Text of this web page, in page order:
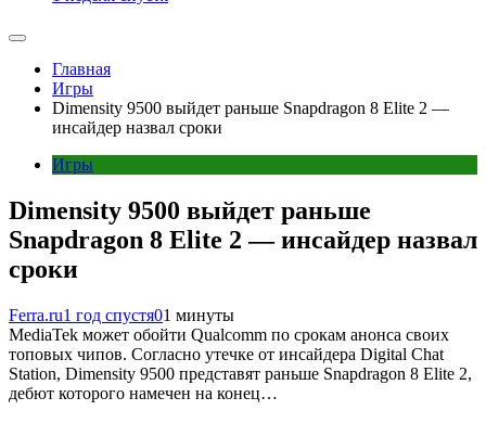
Главная
Игры
Dimensity 9500 выйдет раньше Snapdragon 8 Elite 2 —
инсайдер назвал сроки
Игры
Dimensity 9500 выйдет раньше
Snapdragon 8 Elite 2 — инсайдер назвал
сроки
Ferra.ru1 год спустя01 минуты
MediaTek может обойти Qualcomm по срокам анонса своих
топовых чипов. Согласно утечке от инсайдера Digital Chat
Station, Dimensity 9500 представят раньше Snapdragon 8 Elite 2,
дебют которого намечен на конец…